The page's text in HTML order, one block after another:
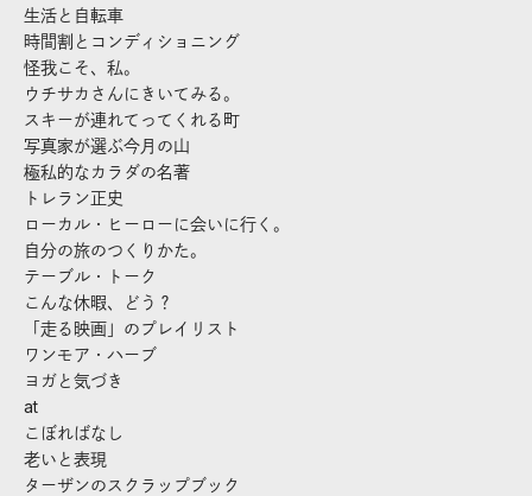
生活と自転車
時間割とコンディショニング
怪我こそ、私。
ウチサカさんにきいてみる。
スキーが連れてってくれる町
写真家が選ぶ今月の山
極私的なカラダの名著
トレラン正史
ローカル・ヒーローに会いに行く。
自分の旅のつくりかた。
テーブル・トーク
こんな休暇、どう？
「走る映画」のプレイリスト
ワンモア・ハーブ
ヨガと気づき
at
こぼればなし
老いと表現
ターザンのスクラップブック